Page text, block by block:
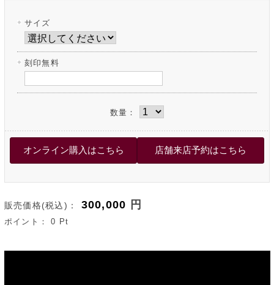
サイズ
刻印無料
数量：
販売価格(税込)： 300,000 円
ポイント：0 Pt